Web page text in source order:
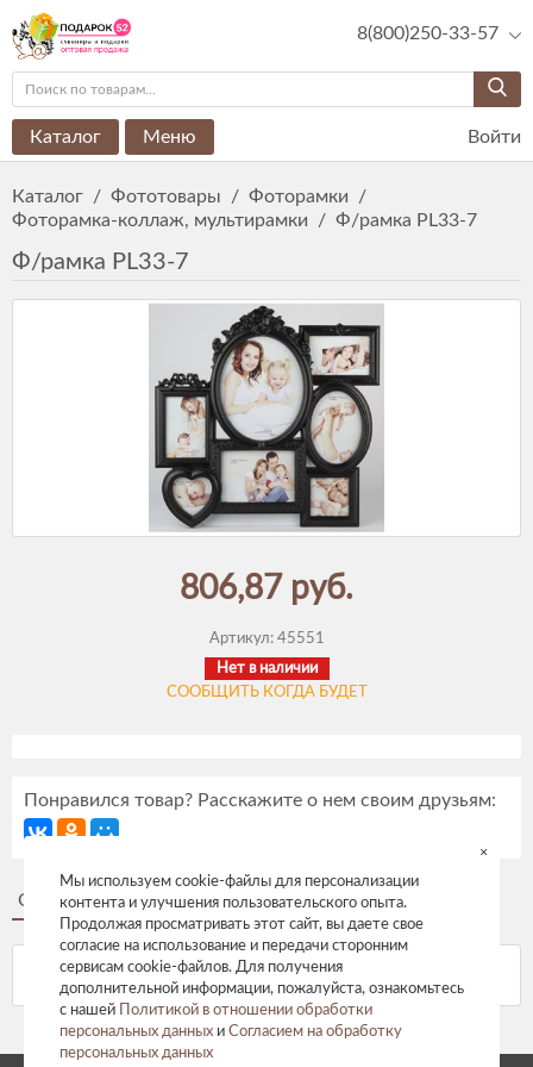
8(800)250-33-57
Каталог Меню Войти
Каталог / Фототовары / Фоторамки
/
Фоторамка-коллаж, мультирамки
/ Ф/рамка PL33-7
Ф/рамка PL33-7
806,87 руб.
Артикул: 45551
Нет в наличии
СООБЩИТЬ КОГДА БУДЕТ
Понравился товар? Расскажите о нем своим друзьям:
Описание Отзывы
Мы используем cookie-файлы для персонализации
контента и улучшения пользовательского опыта.
Продолжая просматривать этот сайт, вы даете свое
согласие на использование и передачи сторонним
сервисам cookie-файлов. Для получения
дополнительной информации, пожалуйста, ознакомьтесь
с нашей
Политикой в отношении обработки
персональных данных и Согласием на обработку
персональных данных
×